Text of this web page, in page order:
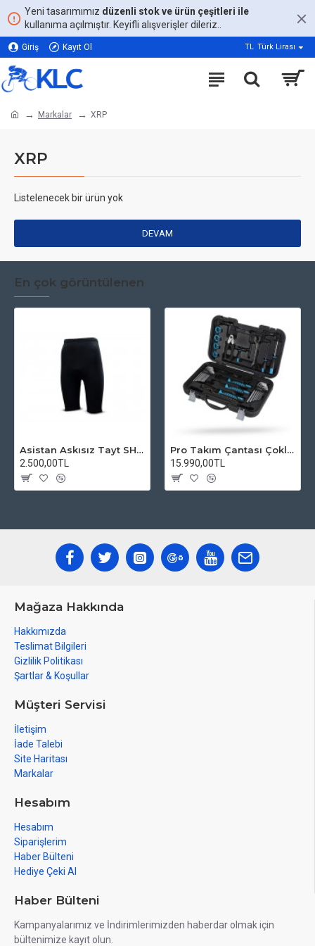
Yeni tasarımımız düzenli stok ve ürün çeşitleri ile
kullanıma açılmıştır. Keyifli alışverişler dileriz..
Giriş Kayıt Ol TL Türk Lirası
Markalar XRP
XRP
Listelenecek bir ürün yok
DEVAM
En çok görüntülenen
Asistan Askısız Tayt SH20 Pedli Siyah
2.500,00TL
Pro Takım Çantası Çoklu Tamir Seti
15.990,00TL
Mağaza Hakkında
Hakkımızda
Teslimat Bilgileri
Gizlilik Politikası
Şartlar & Koşullar
Müşteri Servisi
İletişim
İade Talebi
Site Haritası
Markalar
Hesabım
Hesabım
Siparişlerim
Haber Bülteni
Hediye Çeki Al
Haber Bülteni
Kampanyalarımız ve İndirimlerimizden haberdar olmak için
bültenimize kayıt olun.